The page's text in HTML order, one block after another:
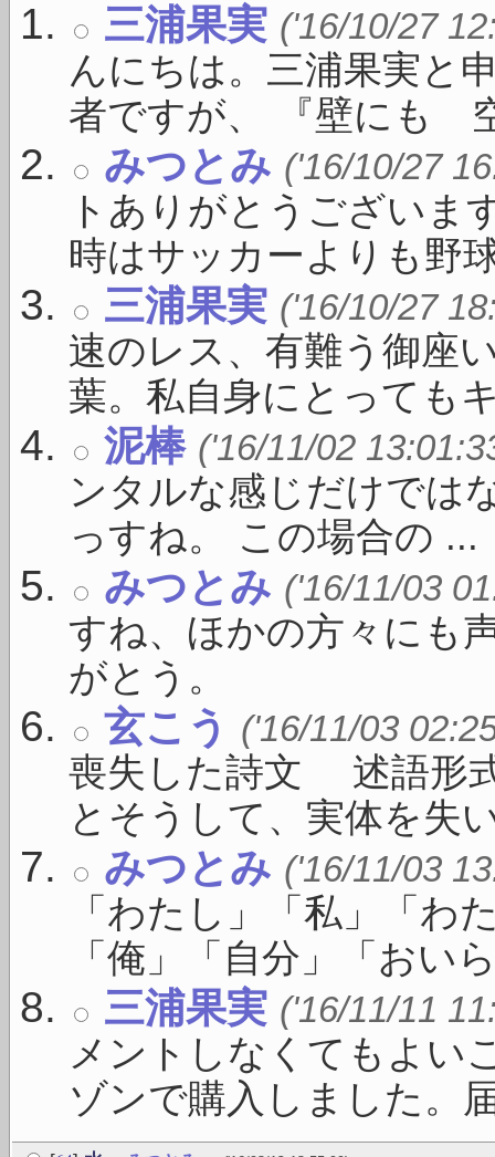
三浦果実 ('16/10/27
んにちは。三浦果実と
者ですが、 『壁にも
みつとみ ('16/10/27
トありがとうございま
時はサッカーよりも野
三浦果実 ('16/10/27
速のレス、有難う御座
葉。私自身にとっても
泥棒 ('16/11/02
ンタルな感じだけでは
っすね。 この場合の ...
みつとみ ('16/11/03
すね、ほかの方々にも
がとう。
玄こう ('16/11/03
喪失した詩文 述語形
とそうして、実体を失
みつとみ ('16/11/03
「わたし」「私」「わ
「俺」「自分」「おい
三浦果実 ('16/11/11
メントしなくてもよい
ゾンで購入しました。